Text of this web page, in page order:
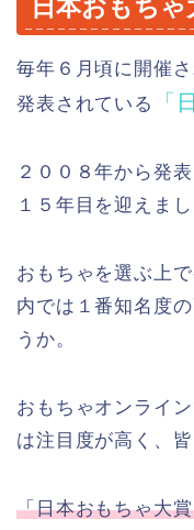
日本おもち
毎年６月頃に開催
発表されている
「
２００８年から発
１５年目を迎えまし
おもちゃを選ぶ上
内では１番知名度
うか。
おもちゃオンライ
は注目度が高く、
「日本おもちゃ大